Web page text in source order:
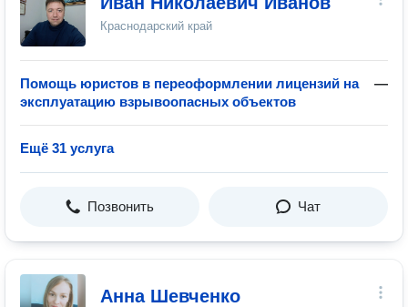
Краснодарский край
Помощь юристов в переоформлении лицензий на
эксплуатацию взрывоопасных объектов
—
Ещё 31 услуга
Позвонить Чат
Анна Шевченко